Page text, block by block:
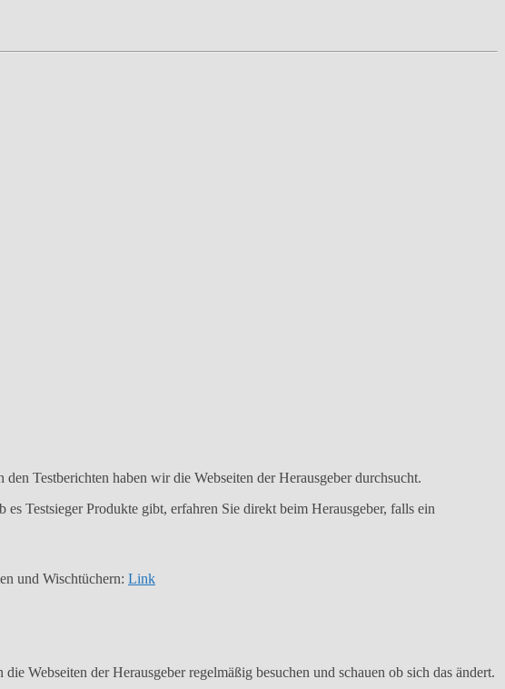
Testberichten haben wir die Webseiten der Herausgeber durchsucht.
Testsieger Produkte gibt, erfahren Sie direkt beim Herausgeber, falls ein
und Wischtüchern: Link
Webseiten der Herausgeber regelmäßig besuchen und schauen ob sich das ändert.